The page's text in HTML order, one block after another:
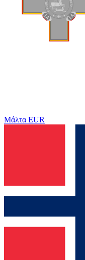
Μάλτα EUR